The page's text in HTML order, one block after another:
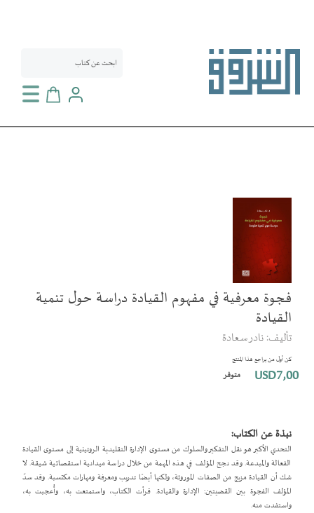
سلة التسوق
فجوة معرفية في مفهوم القيادة دراسة حول تنمية
القيادة
تأليف: نادر سعادة
كن أول من يراجع هذا المنتج
USD7٫00 متوفر
نبذة عن الكتاب:
التحدي الأكبر هو نقل التفكير والسلوك من مستوى الإدارة التقليدية الروتينية إلى مستوى القيادة
الفعالة والمبدعة. وقد نجح المؤلف في هذه المهمة من خلال دراسة ميدانية استقصائية شيقة. لا
شك أن القيادة مزيج من الصفات الموروثة، ولكنها أيضًا تدريب ومعرفة ومهارات مكتسبة. وقد سدّ
المؤلف الفجوة بين القضيتين: الإدارة والقيادة. قرأت الكتاب، واستمتعت به، وأُعجبت به،
واستفدت منه.
النهاية
الصور
تخطي
إلى
بداية
معرض